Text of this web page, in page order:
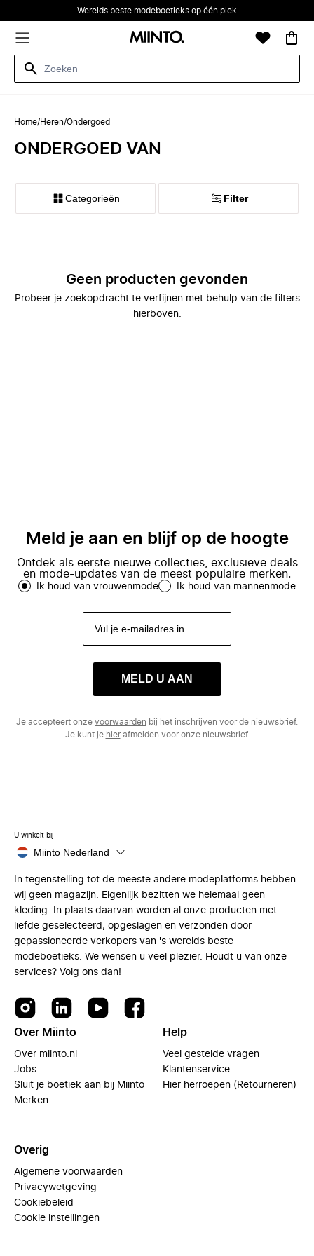
Werelds beste modeboetieks op één plek
Home/Heren/Ondergoed
ONDERGOED VAN
Categorieën Filter
Geen producten gevonden
Probeer je zoekopdracht te verfijnen met behulp van de filters
hierboven.
Meld je aan en blijf op de hoogte
Ontdek als eerste nieuwe collecties, exclusieve deals
en mode-updates van de meest populaire merken.
Ik houd van vrouwenmode Ik houd van mannenmode
MELD U AAN
Je accepteert onze voorwaarden bij het inschrijven voor de nieuwsbrief.
Je kunt je hierafmelden voor onze nieuwsbrief.
U winkelt bij
Miinto Nederland
In tegenstelling tot de meeste andere modeplatforms hebben
wij geen magazijn. Eigenlijk bezitten we helemaal geen
kleding. In plaats daarvan worden al onze producten met
liefde geselecteerd, opgeslagen en verzonden door
gepassioneerde verkopers van 's werelds beste
modeboetieks. We wensen u veel plezier. Houdt u van onze
services? Volg ons dan!
Over Miinto
Over miinto.nl
Jobs
Sluit je boetiek aan bij Miinto
Merken
Help
Veel gestelde vragen
Klantenservice
Hier herroepen (Retourneren)
Overig
Algemene voorwaarden
Privacywetgeving
Cookiebeleid
Cookie instellingen